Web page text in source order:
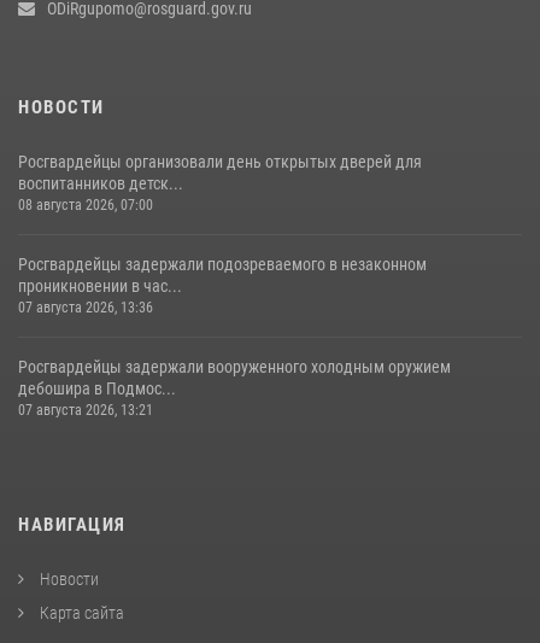
ODiRgupomo@rosguard.gov.ru
НОВОСТИ
Росгвардейцы организовали день открытых дверей для
воспитанников детск...
08 августа 2026, 07:00
Росгвардейцы задержали подозреваемого в незаконном
проникновении в час...
07 августа 2026, 13:36
Росгвардейцы задержали вооруженного холодным оружием
дебошира в Подмос...
07 августа 2026, 13:21
НАВИГАЦИЯ
Новости
Карта сайта